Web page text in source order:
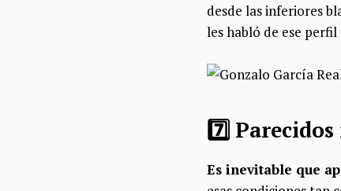
desde las inferiores
les habló de ese
7️⃣​
Es inevitable que